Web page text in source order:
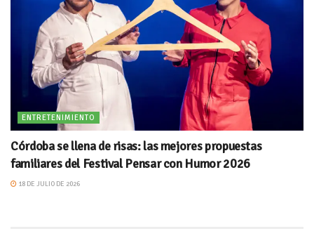
ENTRETENIMIENTO
Córdoba se llena de risas: las mejores propuestas
familiares del Festival Pensar con Humor 2026
18 DE JULIO DE 2026